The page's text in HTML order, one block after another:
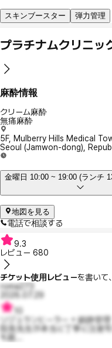
スキンブースター 弾力管理
プラチナムクリニッ
麻酔情報
クリーム麻酔
無痛麻酔
5F, Mulberry Hills Medical
Seoul (Jamwon-dong),
金曜日 10:00 ~ 19:00 (ランチ
地図を見る
電話で相談する
9.3
レビュー 680
チケット使用レビューを書いて
roma273
2026.07.29
リジュランヒーラー + 鎮静管理
院長先生が本当に丁寧に注射
も親...